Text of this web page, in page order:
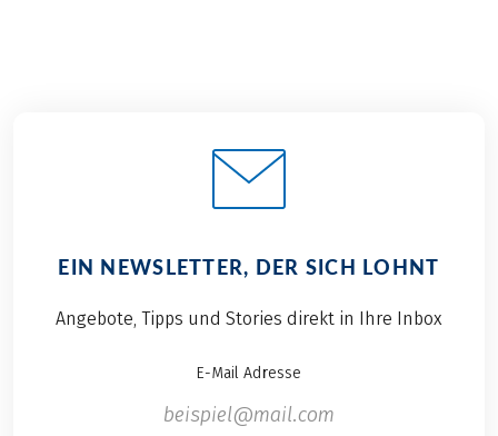
EIN NEWSLETTER, DER SICH LOHNT
Angebote, Tipps und Stories direkt in Ihre Inbox
E-Mail Adresse